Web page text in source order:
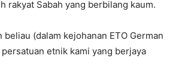
rakyat Sabah yang berbilang kaum.
(dalam kejohanan ETO German
etnik kami yang berjaya